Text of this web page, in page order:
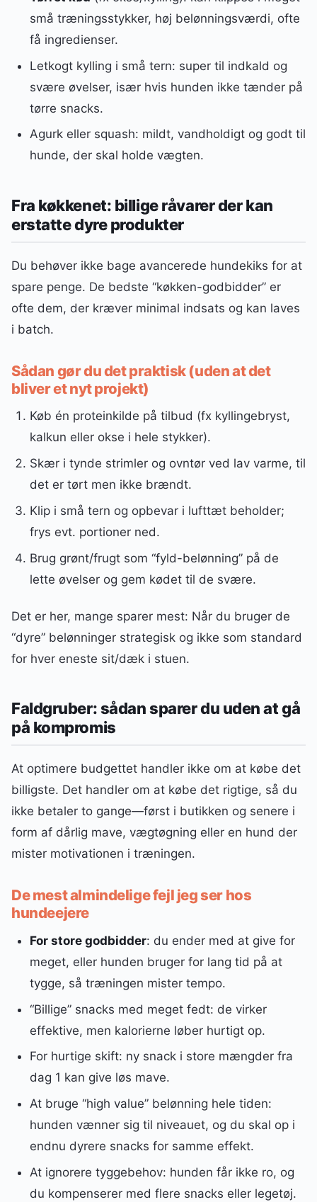
små træningsstykker, høj belønningsværdi, ofte
få ingredienser.
Letkogt kylling i små tern: super til indkald og
svære øvelser, især hvis hunden ikke tænder på
tørre snacks.
Agurk eller squash: mildt, vandholdigt og godt til
hunde, der skal holde vægten.
Fra køkkenet: billige råvarer der kan
erstatte dyre produkter
Du behøver ikke bage avancerede hundekiks for at
spare penge. De bedste “køkken-godbidder” er
ofte dem, der kræver minimal indsats og kan laves
i batch.
Sådan gør du det praktisk (uden at det
bliver et nyt projekt)
Køb én proteinkilde på tilbud (fx kyllingebryst,
kalkun eller okse i hele stykker).
Skær i tynde strimler og ovntør ved lav varme, til
det er tørt men ikke brændt.
Klip i små tern og opbevar i lufttæt beholder;
frys evt. portioner ned.
Brug grønt/frugt som “fyld-belønning” på de
lette øvelser og gem kødet til de svære.
Det er her, mange sparer mest: Når du bruger de
“dyre” belønninger strategisk og ikke som standard
for hver eneste sit/dæk i stuen.
Faldgruber: sådan sparer du uden at gå
på kompromis
At optimere budgettet handler ikke om at købe det
billigste. Det handler om at købe det rigtige, så du
ikke betaler to gange—først i butikken og senere i
form af dårlig mave, vægtøgning eller en hund der
mister motivationen i træningen.
De mest almindelige fejl jeg ser hos
hundeejere
For store godbidder: du ender med at give for
meget, eller hunden bruger for lang tid på at
tygge, så træningen mister tempo.
“Billige” snacks med meget fedt: de virker
effektive, men kalorierne løber hurtigt op.
For hurtige skift: ny snack i store mængder fra
dag 1 kan give løs mave.
At bruge “high value” belønning hele tiden:
hunden vænner sig til niveauet, og du skal op i
endnu dyrere snacks for samme effekt.
At ignorere tyggebehov: hunden får ikke ro, og
du kompenserer med flere snacks eller legetøj.